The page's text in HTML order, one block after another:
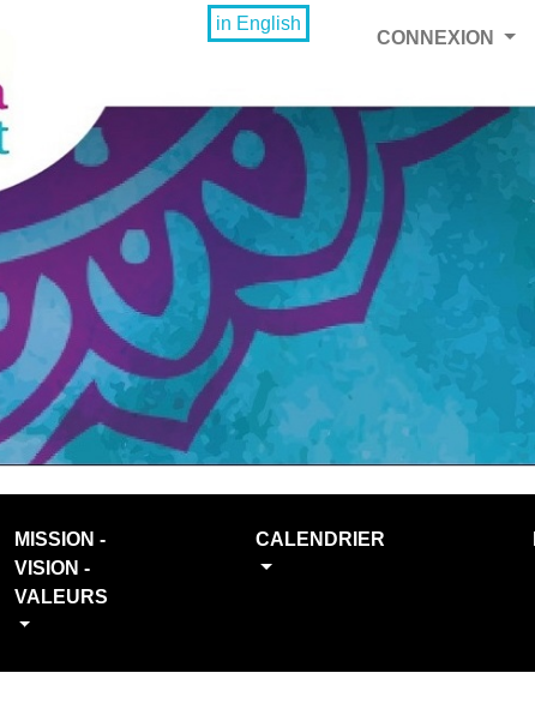
in English
CONNEXION
MISSION -
VISION -
VALEURS
CALENDRIER